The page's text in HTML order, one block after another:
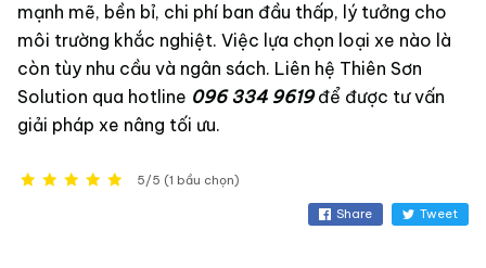
mạnh mẽ, bền bỉ, chi phí ban đầu thấp, lý tưởng cho
môi trường khắc nghiệt. Việc lựa chọn loại xe nào là
còn tùy nhu cầu và ngân sách. Liên hệ Thiên Sơn
Solution qua hotline 096 334 9619để được tư vấn
giải pháp xe nâng tối ưu.
5/5 (1 bầu chọn)
Share Tweet